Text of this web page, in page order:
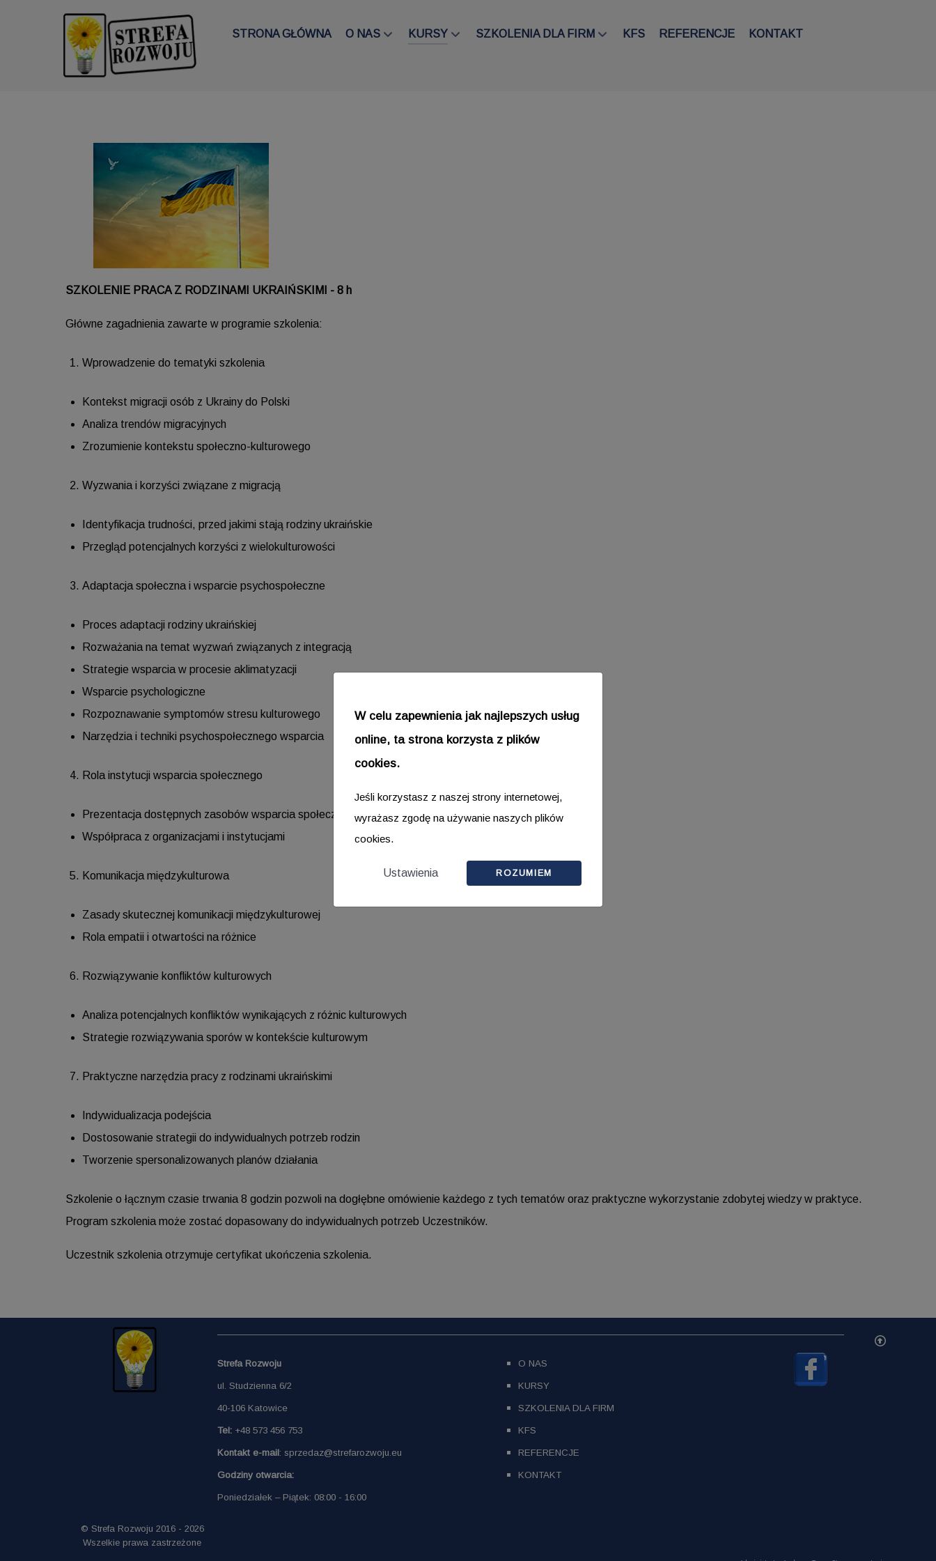
STRONA GŁÓWNA O NAS KURSY SZKOLENIA DLA FIRM KFS REFERENCJE KONTAKT
SZKOLENIE PRACA Z RODZINAMI UKRAIŃSKIMI - 8 h
Główne zagadnienia zawarte w programie szkolenia:
Wprowadzenie do tematyki szkolenia
Kontekst migracji osób z Ukrainy do Polski
Analiza trendów migracyjnych
Zrozumienie kontekstu społeczno-kulturowego
Wyzwania i korzyści związane z migracją
Identyfikacja trudności, przed jakimi stają rodziny ukraińskie
Przegląd potencjalnych korzyści z wielokulturowości
Adaptacja społeczna i wsparcie psychospołeczne
Proces adaptacji rodziny ukraińskiej
Rozważania na temat wyzwań związanych z integracją
Strategie wsparcia w procesie aklimatyzacji
Wsparcie psychologiczne
Rozpoznawanie symptomów stresu kulturowego
Narzędzia i techniki psychospołecznego wsparcia
Rola instytucji wsparcia społecznego
Prezentacja dostępnych zasobów wsparcia społecznego
Współpraca z organizacjami i instytucjami
Komunikacja międzykulturowa
Zasady skutecznej komunikacji międzykulturowej
Rola empatii i otwartości na różnice
Rozwiązywanie konfliktów kulturowych
Analiza potencjalnych konfliktów wynikających z różnic kulturowych
Strategie rozwiązywania sporów w kontekście kulturowym
Praktyczne narzędzia pracy z rodzinami ukraińskimi
Indywidualizacja podejścia
Dostosowanie strategii do indywidualnych potrzeb rodzin
Tworzenie spersonalizowanych planów działania
Szkolenie o łącznym czasie trwania 8 godzin pozwoli na dogłębne omówienie każdego z tych tematów oraz praktyczne wykorzystanie zdobytej wiedzy w praktyce.
Program szkolenia może zostać dopasowany do indywidualnych potrzeb Uczestników.
Uczestnik szkolenia otrzymuje certyfikat ukończenia szkolenia.
Strefa Rozwoju
ul. Studzienna 6/2
40-106 Katowice
Tel: +48 573 456 753
Kontakt e-mail: sprzedaz@strefarozwoju.eu
Godziny otwarcia:
Poniedziałek – Piątek: 08:00 - 16:00
O NAS
KURSY
SZKOLENIA DLA FIRM
KFS
REFERENCJE
KONTAKT
© Strefa Rozwoju 2016 - 2026
Wszelkie prawa zastrzeżone
W celu zapewnienia jak najlepszych usług
online, ta strona korzysta z plików
cookies.
Jeśli korzystasz z naszej strony internetowej,
wyrażasz zgodę na używanie naszych plików
cookies.
Ustawienia ROZUMIEM